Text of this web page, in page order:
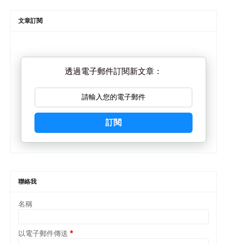
文章訂閱
透過電子郵件訂閱新文章：
訂閱
聯絡我
名稱
以電子郵件傳送 *